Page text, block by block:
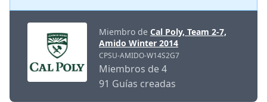
Miembro de Cal Poly, Team 2-7,
Amido Winter 2014
CPSU-AMIDO-W14S2G7
Miembros de 4
91 Guías creadas